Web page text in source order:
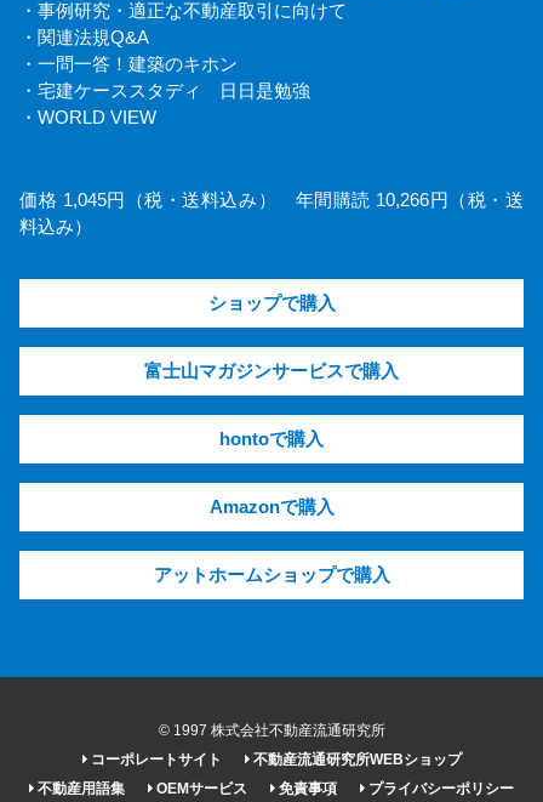
・事例研究・適正な不動産取引に向けて
・関連法規Q&A
・一問一答！建築のキホン
・宅建ケーススタディ 日日是勉強
・WORLD VIEW
価格 1,045円（税・送料込み） 年間購読 10,266円（税・送
料込み）
ショップで購入
富士山マガジンサービスで購入
hontoで購入
Amazonで購入
アットホームショップで購入
© 1997 株式会社不動産流通研究所
コーポレートサイト
不動産流通研究所WEBショップ
不動産用語集
OEMサービス 免責事項 プライバシーポリシー